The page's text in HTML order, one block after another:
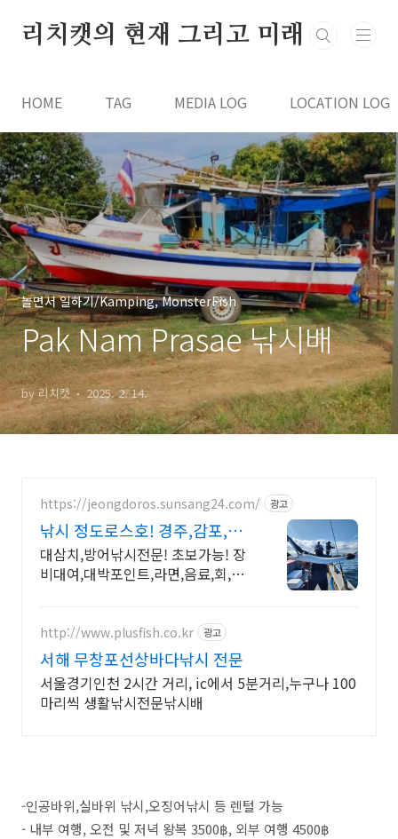
리치캣의 현재 그리고 미래
HOME TAG MEDIA LOG LOCATION LOG
놀면서 일하기/Kamping, MonsterFish
Pak Nam Prasae 낚시배
by 리치캣 2025. 2. 14.
https://jeongdoros.sunsang24.com/ 광고
낚시 정도로스호! 경주,감포,대
삼치 방어 넘버
대삼치,방어낚시전문! 초보가능! 장
비대여,대박포인트,라면,음료,회,얼
http://www.plusfish.co.kr 광고
서해 무창포선상바다낚시 전문
서울경기인천 2시간 거리, ic에서 5분거리,누구나 100
마리씩 생활낚시전문낚시배
-인공바위,실바위 낚시,오징어낚시 등 렌털 가능
- 내부 여행, 오전 및 저녁 왕복 3500฿, 외부 여행 4500฿